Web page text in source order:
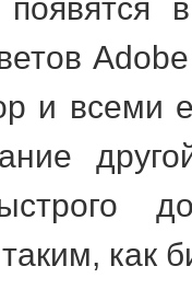
и всеми
как